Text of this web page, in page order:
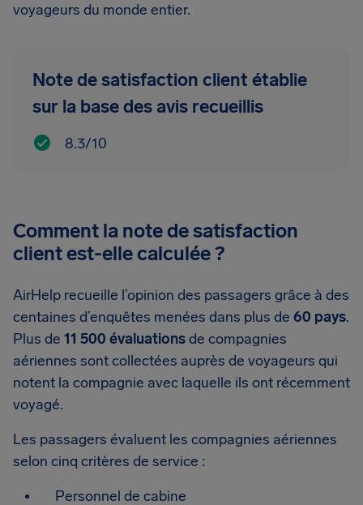
voyageurs du monde entier.
Note de satisfaction client établie
sur la base des avis recueillis
8.3/10
Comment la note de satisfaction
client est-elle calculée ?
AirHelp recueille l’opinion des passagers grâce à des
centaines d’enquêtes menées dans plus de 60 pays.
Plus de 11 500 évaluationsde compagnies
aériennes sont collectées auprès de voyageurs qui
notent la compagnie avec laquelle ils ont récemment
voyagé.
Les passagers évaluent les compagnies aériennes
selon cinq critères de service :
Personnel de cabine